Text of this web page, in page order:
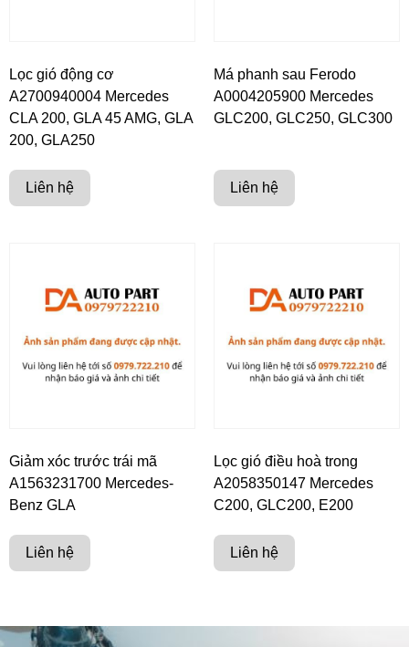
Lọc gió động cơ
A2700940004 Mercedes
CLA 200, GLA 45 AMG, GLA
200, GLA250
Liên hệ
Má phanh sau Ferodo
A0004205900 Mercedes
GLC200, GLC250, GLC300
Liên hệ
Giảm xóc trước trái mã
A1563231700 Mercedes-
Benz GLA
Liên hệ
Lọc gió điều hoà trong
A2058350147 Mercedes
C200, GLC200, E200
Liên hệ